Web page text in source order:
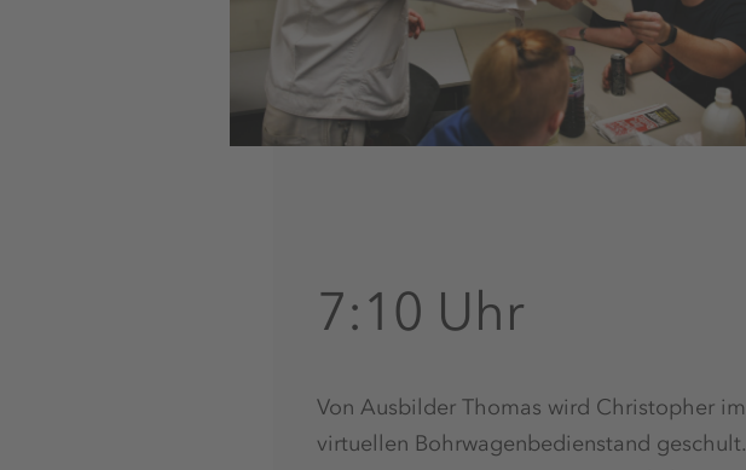
7:10 Uhr
Von Ausbilder Thomas wird Christopher im
virtuellen Bohrwagenbedienstand geschult.